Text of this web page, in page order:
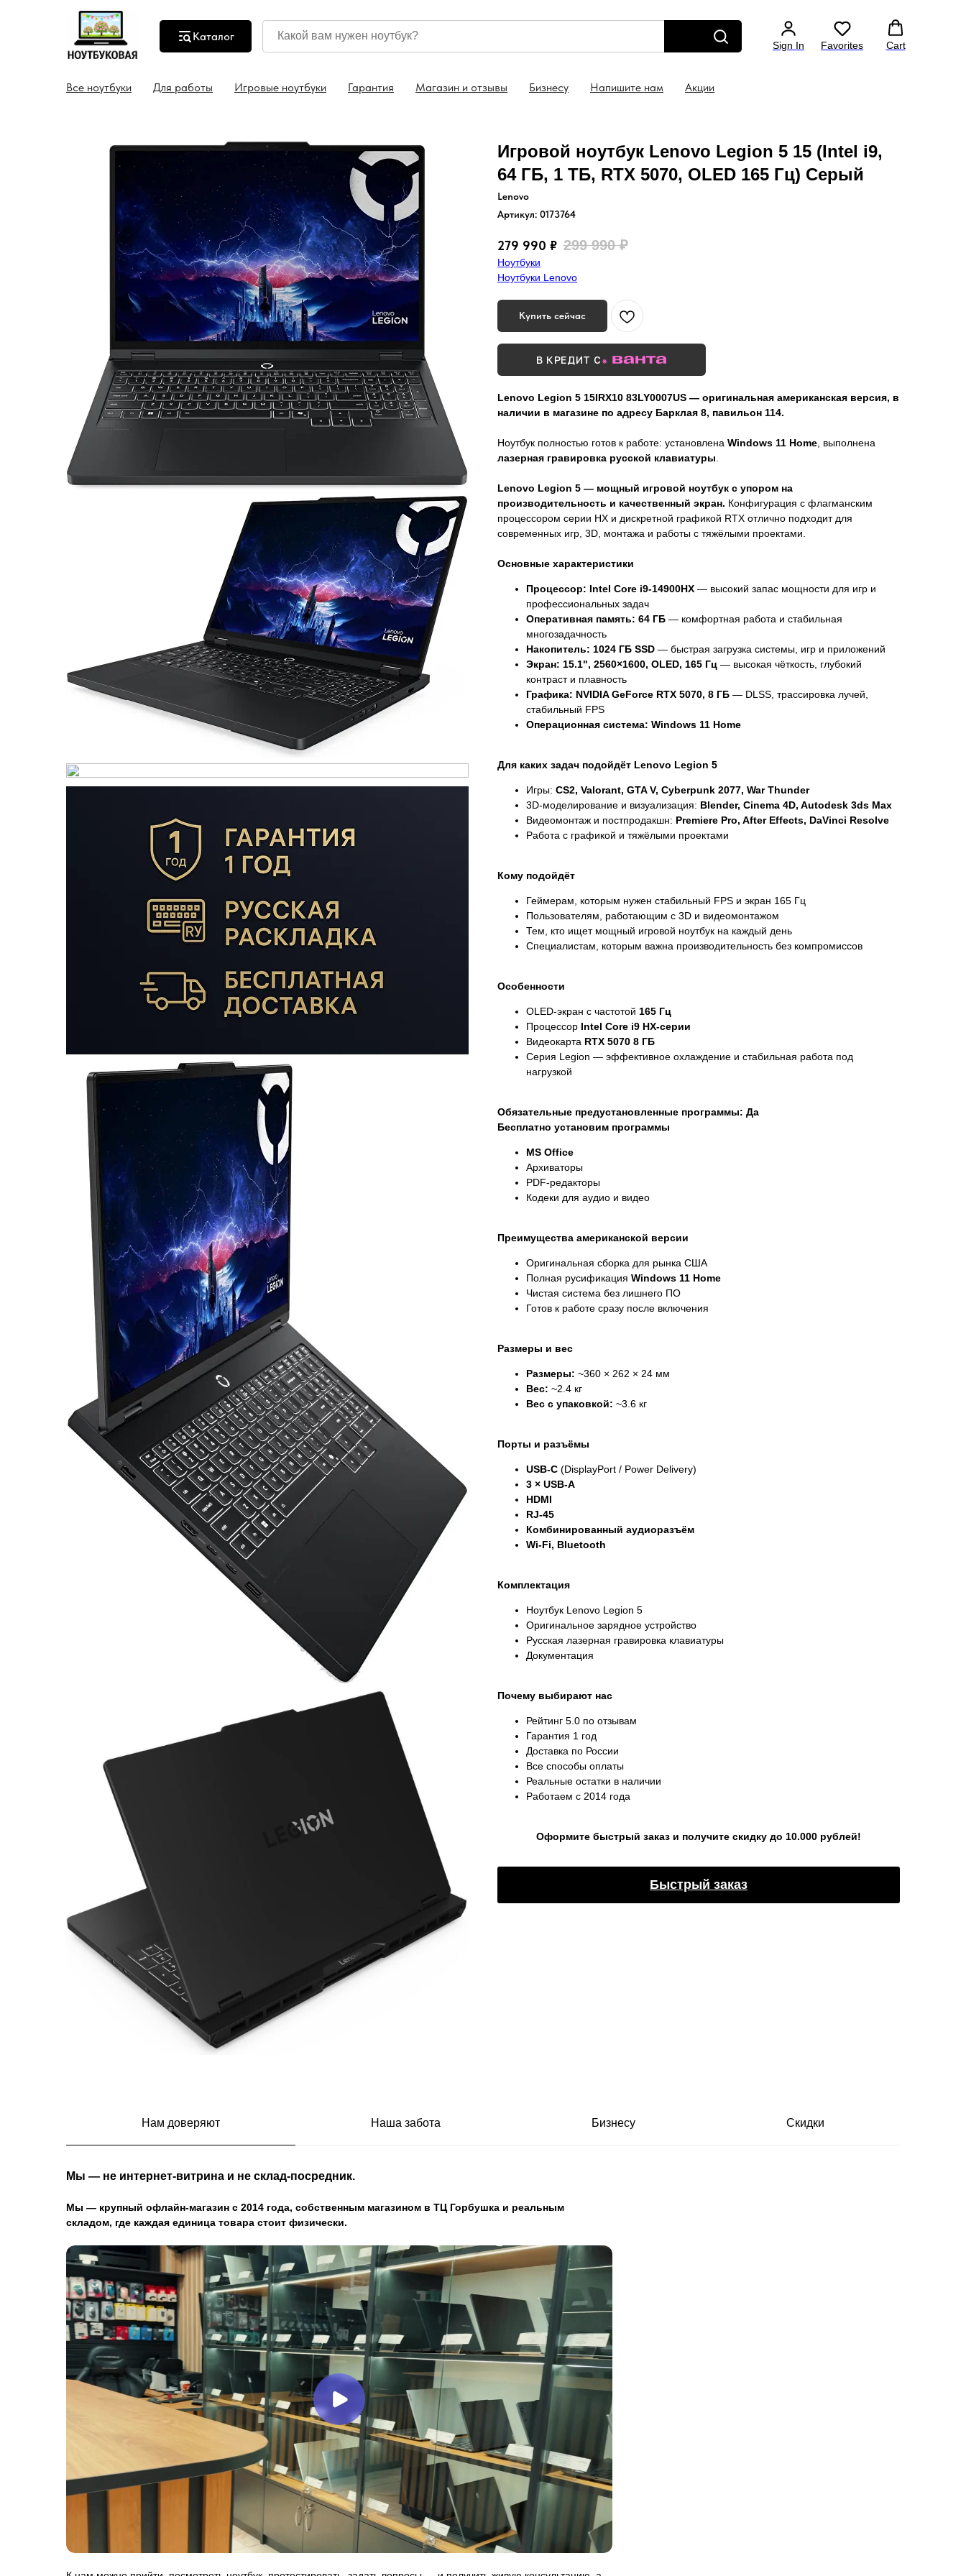
Каталог
Sign In Favorites Cart
Все ноутбуки Для работы Игровые ноутбуки Гарантия Магазин и отзывы Бизнесу Напишите нам Акции
доставка по всей России Гарантия на все ноутбуки 1 год Скидка 5% на ноутбук уже в корзине Консультация: +7 (499) 130 46-44 Бесплатная
Игровой ноутбук Lenovo Legion 5 15 (Intel i9,
64 ГБ, 1 ТБ, RTX 5070, OLED 165 Гц) Серый
Lenovo
Артикул: 0173764
279 990 ₽ 299 990 ₽
Ноутбуки
Ноутбуки Lenovo
Купить сейчас
В КРЕДИТ С
Lenovo Legion 5 15IRX10 83LY0007US — оригинальная американская версия, в
наличии в магазине по адресу Барклая 8, павильон 114.
Ноутбук полностью готов к работе: установлена Windows 11 Home, выполнена
лазерная гравировка русской клавиатуры.
Lenovo Legion 5 — мощный игровой ноутбук с упором на
производительность и качественный экран. Конфигурация с флагманским
процессором серии HX и дискретной графикой RTX отлично подходит для
современных игр, 3D, монтажа и работы с тяжёлыми проектами.
Основные характеристики
Процессор: Intel Core i9-14900HX — высокий запас мощности для игр и
профессиональных задач
Оперативная память: 64 ГБ — комфортная работа и стабильная
многозадачность
Накопитель: 1024 ГБ SSD — быстрая загрузка системы, игр и приложений
Экран: 15.1", 2560×1600, OLED, 165 Гц — высокая чёткость, глубокий
контраст и плавность
Графика: NVIDIA GeForce RTX 5070, 8 ГБ — DLSS, трассировка лучей,
стабильный FPS
Операционная система: Windows 11 Home
Для каких задач подойдёт Lenovo Legion 5
Игры: CS2, Valorant, GTA V, Cyberpunk 2077, War Thunder
3D-моделирование и визуализация: Blender, Cinema 4D, Autodesk 3ds Max
Видеомонтаж и постпродакшн: Premiere Pro, After Effects, DaVinci Resolve
Работа с графикой и тяжёлыми проектами
Кому подойдёт
Геймерам, которым нужен стабильный FPS и экран 165 Гц
Пользователям, работающим с 3D и видеомонтажом
Тем, кто ищет мощный игровой ноутбук на каждый день
Специалистам, которым важна производительность без компромиссов
Особенности
OLED-экран с частотой 165 Гц
Процессор Intel Core i9 HX-серии
Видеокарта RTX 5070 8 ГБ
Серия Legion — эффективное охлаждение и стабильная работа под
нагрузкой
Обязательные предустановленные программы: Да
Бесплатно установим программы
MS Office
Архиваторы
PDF-редакторы
Кодеки для аудио и видео
Преимущества американской версии
Оригинальная сборка для рынка США
Полная русификация Windows 11 Home
Чистая система без лишнего ПО
Готов к работе сразу после включения
Размеры и вес
Размеры: ~360 × 262 × 24 мм
Вес: ~2.4 кг
Вес с упаковкой: ~3.6 кг
Порты и разъёмы
USB-C (DisplayPort / Power Delivery)
3 × USB-A
HDMI
RJ-45
Комбинированный аудиоразъём
Wi-Fi, Bluetooth
Комплектация
Ноутбук Lenovo Legion 5
Оригинальное зарядное устройство
Русская лазерная гравировка клавиатуры
Документация
Почему выбирают нас
Рейтинг 5.0 по отзывам
Гарантия 1 год
Доставка по России
Все способы оплаты
Реальные остатки в наличии
Работаем с 2014 года
Оформите быстрый заказ и получите скидку до 10.000 рублей!
Быстрый заказ
Нам доверяют Наша забота Бизнесу Скидки
Мы — не интернет-витрина и не склад-посредник.
Мы — крупный офлайн-магазин с 2014 года, собственным магазином в ТЦ Горбушка и реальным
складом, где каждая единица товара стоит физически.